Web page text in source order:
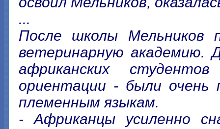
...
После школы Мельников
ветеринарную академию.
африканских
ориентации - были очень
племенным языкам.
- Африканцы усиленно